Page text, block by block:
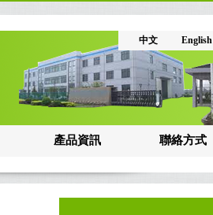
中文 English
產品資訊 聯絡方式